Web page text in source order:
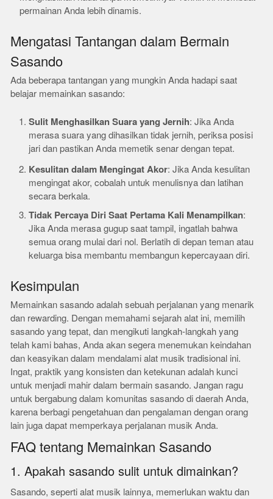
permainan Anda lebih dinamis.
Mengatasi Tantangan dalam Bermain
Sasando
Ada beberapa tantangan yang mungkin Anda hadapi saat
belajar memainkan sasando:
Sulit Menghasilkan Suara yang Jernih: Jika Anda
merasa suara yang dihasilkan tidak jernih, periksa posisi
jari dan pastikan Anda memetik senar dengan tepat.
Kesulitan dalam Mengingat Akor: Jika Anda kesulitan
mengingat akor, cobalah untuk menulisnya dan latihan
secara berkala.
Tidak Percaya Diri Saat Pertama Kali Menampilkan:
Jika Anda merasa gugup saat tampil, ingatlah bahwa
semua orang mulai dari nol. Berlatih di depan teman atau
keluarga bisa membantu membangun kepercayaan diri.
Kesimpulan
Memainkan sasando adalah sebuah perjalanan yang menarik
dan rewarding. Dengan memahami sejarah alat ini, memilih
sasando yang tepat, dan mengikuti langkah-langkah yang
telah kami bahas, Anda akan segera menemukan keindahan
dan keasyikan dalam mendalami alat musik tradisional ini.
Ingat, praktik yang konsisten dan ketekunan adalah kunci
untuk menjadi mahir dalam bermain sasando. Jangan ragu
untuk bergabung dalam komunitas sasando di daerah Anda,
karena berbagi pengetahuan dan pengalaman dengan orang
lain juga dapat memperkaya perjalanan musik Anda.
FAQ tentang Memainkan Sasando
1. Apakah sasando sulit untuk dimainkan?
Sasando, seperti alat musik lainnya, memerlukan waktu dan